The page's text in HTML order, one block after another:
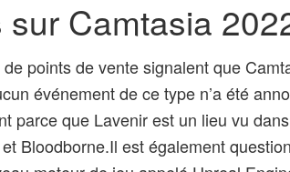
sur Camtasia
points de vente signalent que
événement de ce type n’a été
parce que Lavenir est un lieu vu
Bloodborne.Il est également